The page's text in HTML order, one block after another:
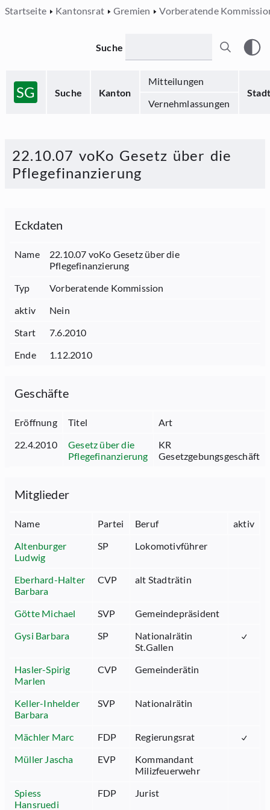
Startseite Kantonsrat Gremien Vorberatende
SG Suche Kanton
Mitteilungen
Stadt
Vernehmlassungen
Suche
22.10.07 voKo Gesetz über die
Pflegefinanzierung
Eckdaten
Name
22.10.07 voKo Gesetz über die
Pflegefinanzierung
Typ
Vorberatende Kommission
aktiv
Nein
Start
7.6.2010
Ende
1.12.2010
Geschäfte
Eröffnung Titel
Art
22.4.2010
Gesetz über die
Pflegefinanzierung
KR
Gesetzgebungsgeschäft
Mitglieder
Name Partei Beruf
aktiv
Altenburger
Ludwig
SP Lokomotivführer
Eberhard-Halter
Barbara
CVP alt Stadträtin
Götte Michael SVP
Gemeindepräsident
Gysi Barbara
SP
Nationalrätin
St.Gallen
Hasler-Spirig
Marlen
CVP Gemeinderätin
Keller-Inhelder
Barbara
SVP Nationalrätin
Mächler Marc FDP
Regierungsrat
Müller Jascha
EVP
Kommandant
Milizfeuerwehr
Spiess
Hansruedi
FDP Jurist